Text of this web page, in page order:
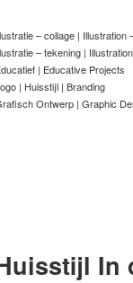
– collage | Illustration
– tekening |
| Educative Projects
| Huisstijl | Branding
Ontwerp | Graphic
In